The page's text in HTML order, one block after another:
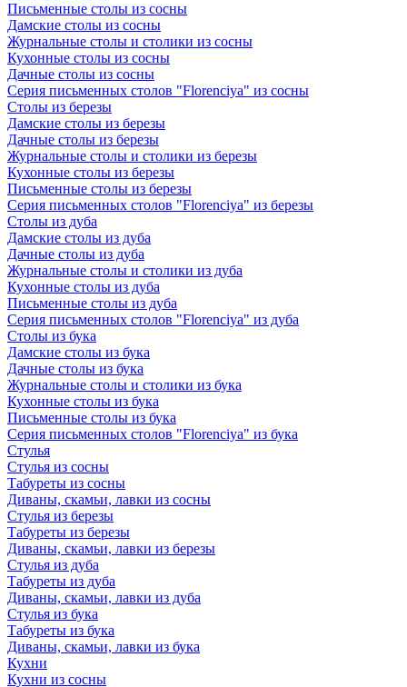
Письменные столы из сосны
Дамские столы из сосны
Журнальные столы и столики из сосны
Кухонные столы из сосны
Дачные столы из сосны
Серия письменных столов "Florenciya" из сосны
Столы из березы
Дамские столы из березы
Дачные столы из березы
Журнальные столы и столики из березы
Кухонные столы из березы
Письменные столы из березы
Серия письменных столов "Florenciya" из березы
Столы из дуба
Дамские столы из дуба
Дачные столы из дуба
Журнальные столы и столики из дуба
Кухонные столы из дуба
Письменные столы из дуба
Серия письменных столов "Florenciya" из дуба
Столы из бука
Дамские столы из бука
Дачные столы из бука
Журнальные столы и столики из бука
Кухонные столы из бука
Письменные столы из бука
Серия письменных столов "Florenciya" из бука
Стулья
Стулья из сосны
Табуреты из сосны
Диваны, скамьи, лавки из сосны
Стулья из березы
Табуреты из березы
Диваны, скамьи, лавки из березы
Стулья из дуба
Табуреты из дуба
Диваны, скамьи, лавки из дуба
Стулья из бука
Табуреты из бука
Диваны, скамьи, лавки из бука
Кухни
Кухни из сосны